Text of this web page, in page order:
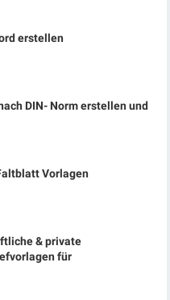
erstellen
DIN- Norm erstellen und
Vorlagen
& private
für